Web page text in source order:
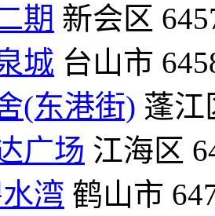
期 新会区
城 台山市
(东港街) 蓬江
广场 江海区
湾 鹤山市